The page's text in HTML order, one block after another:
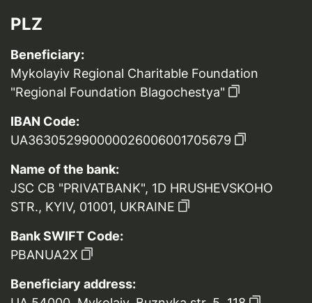
PLZ
Beneficiary:
Mykolayiv Regional Charitable Foundation
"Regional Foundation Blagochestya"
IBAN Code:
UA363052990000026006001705679
Name of the bank:
JSC CB "PRIVATBANK", 1D HRUSHEVSKOHO
STR., KYIV, 01001, UKRAINE
Bank SWIFT Code:
PBANUA2X
Beneficiary address: